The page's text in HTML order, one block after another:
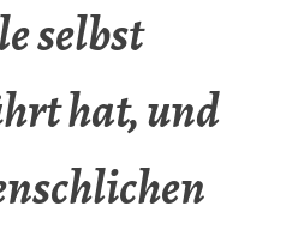
selbst
hat, und